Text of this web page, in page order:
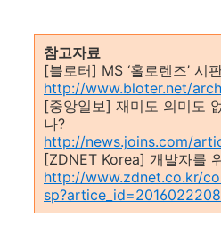
참고자료
[블로터] MS ‘홀로렌즈’ 시
http://www.bloter.net/
[중앙일보] 재미도 의미도
나?
http://news.joins.com/
[ZDNET Korea] 개발자를
http://www.zdnet.co.kr/